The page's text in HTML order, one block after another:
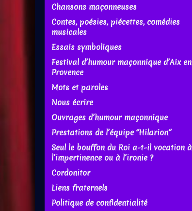
Chansons maçonneuses
Contes, poésies, piécettes, comédies
musicales
Essais symboliques
Festival d’humour maçonnique d’Aix en
Provence
Mots et paroles
Nous écrire
Ouvrages d’humour maçonnique
Prestations de l’équipe “Hilarion”
Seul le bouffon du Roi a-t-il vocation à
l’impertinence ou à l’ironie ?
Cordonitor
Liens fraternels
Politique de confidentialité